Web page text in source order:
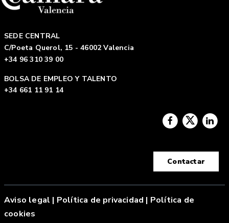
SEDE CENTRAL
C/Poeta Querol, 15 - 46002 Valencia
+34 96 310 39 00
BOLSA DE EMPLEO Y TALENTO
+34 661 11 91 14
Contactar
Aviso legal | Política de privacidad | Política de
cookies